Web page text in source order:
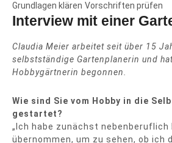
Grundlagen klären Vorschriften prüfen
Interview mit einer
Claudia Meier arbeitet seit über 15
selbstständige Gartenplanerin und
Hobbygärtnerin begonnen.
Wie sind Sie vom Hobby in die
gestartet?
„Ich habe zunächst nebenberuflich
übernommen, um zu sehen, ob ich